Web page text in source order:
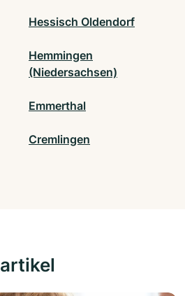
Hessisch Oldendorf
Hemmingen
(Niedersachsen)
Emmerthal
Cremlingen